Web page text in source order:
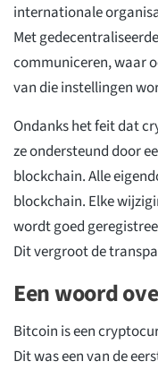
internationale
Met
communiceren, waar
van die instellingen
Ondanks het feit dat
ze ondersteund door
blockchain. Alle
blockchain. Elke
wordt goed
Dit vergroot de
Een woord
Bitcoin is een
Dit was een van de